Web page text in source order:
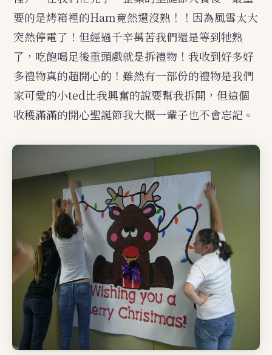
要的是烤箱裡的Ham竟然還沒熟！！因為風雪太大
突然停電了！但經過千辛萬苦我們還是等到牠熟
了，吃飽喝足後重頭戲就是拆禮物！我收到好多好
多禮物真的超開心的！雖然有一部份的禮物是我們
家可愛的小ted比我興奮的說要幫我拆開，但這個
收穫滿滿的開心聖誕節我大概一輩子也不會忘記。